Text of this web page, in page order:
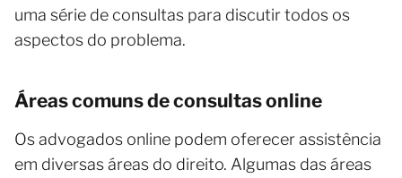
uma série de consultas para discutir todos os
aspectos do problema.
Áreas comuns de consultas online
Os advogados online podem oferecer assistência
em diversas áreas do direito. Algumas das áreas